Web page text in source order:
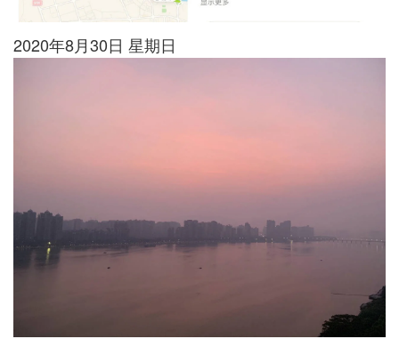
2020年8月30日 星期日